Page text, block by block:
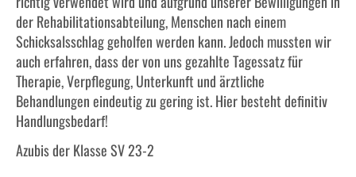
der Rehabilitationsabteilung, Menschen nach einem
Schicksalsschlag geholfen werden kann. Jedoch mussten wir
auch erfahren, dass der von uns gezahlte Tagessatz für
Therapie, Verpflegung, Unterkunft und ärztliche
Behandlungen eindeutig zu gering ist. Hier besteht definitiv
Handlungsbedarf!
Azubis der Klasse SV 23-2